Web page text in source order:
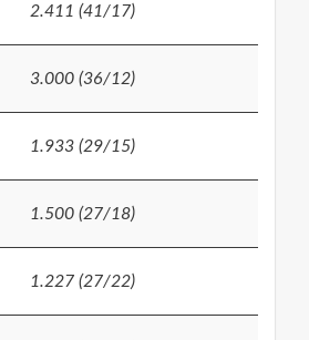
2.411 (41/17)
3.000 (36/12)
1.933 (29/15)
1.500 (27/18)
1.227 (27/22)